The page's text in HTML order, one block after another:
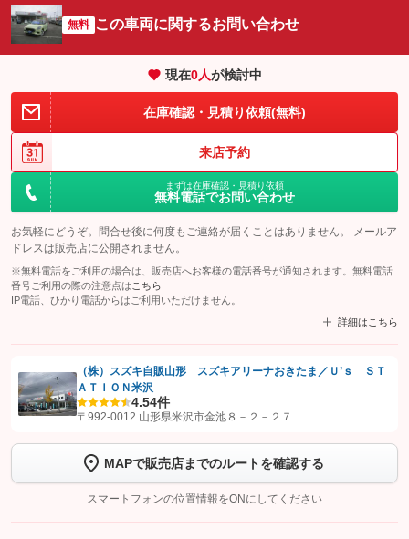
無料 この車両に関するお問い合わせ
現在0人が検討中
在庫確認・見積り依頼(無料)
来店予約
まずは在庫確認・見積り依頼
無料電話でお問い合わせ
お気軽にどうぞ。問合せ後に何度もご連絡が届くことはありません。 メールア
ドレスは販売店に公開されません。
※無料電話をご利用の場合は、販売店へお客様の電話番号が通知されます。無料電話
番号ご利用の際の注意点は こちら
IP電話、ひかり電話からはご利用いただけません。
詳細はこちら
【STEP1】認証画面でグーネットを友だち追加してから「許可する」ボタンを押
します
【STEP2】 トーク画面で
完了してください。
こちら
（株）スズキ自販山形 スズキアリーナおきたま／Ｕ’ｓ ＳＴ
ＡＴＩＯＮ米沢
4.54件
〒992-0012 山形県米沢市金池８－２－２７
MAPで販売店までのルートを確認する
スマートフォンの位置情報をONにしてください